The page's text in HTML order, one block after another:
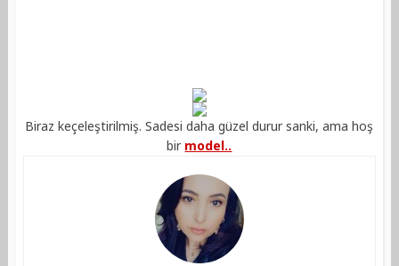
Biraz keçeleştirilmiş. Sadesi daha güzel durur sanki, ama hoş
bir model..